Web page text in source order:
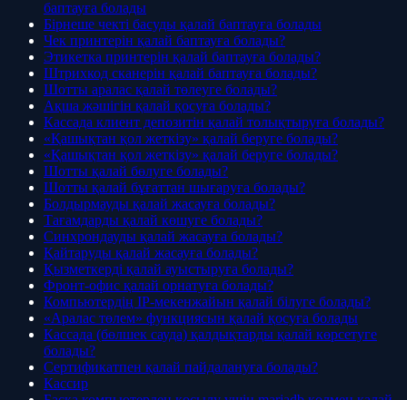
баптауға болады
Бірнеше чекті басуды қалай баптауға болады
Чек принтерін қалай баптауға болады?
Этикетка принтерін қалай баптауға болады?
Штрихкод сканерін қалай баптауға болады?
Шотты аралас қалай төлеуге болады?
Ақша жәшігін қалай қосуға болады?
Кассада клиент депозитін қалай толықтыруға болады?
«Қашықтан қол жеткізу» қалай беруге болады?
«Қашықтан қол жеткізу» қалай беруге болады?
Шотты қалай бөлуге болады?
Шотты қалай бұғаттан шығаруға болады?
Болдырмауды қалай жасауға болады?
Тағамдарды қалай көшуге болады?
Синхрондауды қалай жасауға болады?
Қайтаруды қалай жасауға болады?
Қызметкерді қалай ауыстыруға болады?
Фронт-офис қалай орнатуға болады?
Компьютердің IP-мекенжайын қалай білуге болады?
«Аралас төлем» функциясын қалай қосуға болады
Кассада (бөлшек сауда) қалдықтарды қалай көрсетуге
болады?
Сертификатпен қалай пайдалануға болады?
Кассир